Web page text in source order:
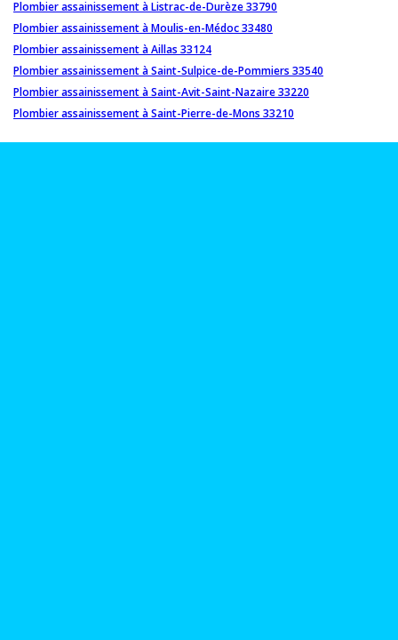
Plombier assainissement à Listrac-de-Durèze 33790
Plombier assainissement à Moulis-en-Médoc 33480
Plombier assainissement à Aillas 33124
Plombier assainissement à Saint-Sulpice-de-Pommiers 33540
Plombier assainissement à Saint-Avit-Saint-Nazaire 33220
Plombier assainissement à Saint-Pierre-de-Mons 33210